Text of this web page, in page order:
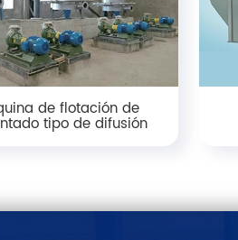
de flotación de
tipo de difusión